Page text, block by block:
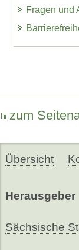
Fragen und
zum
Übersicht
Herausgeber
Sächsische